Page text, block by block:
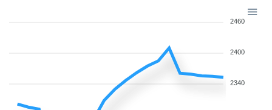
2460
2400
2340